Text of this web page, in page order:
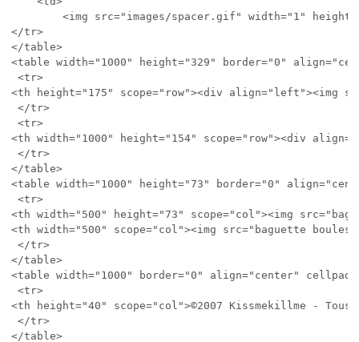
</tr>
</table>
<table width="1000" height="329" border="0"
<tr>
<th height="175" scope="row"><div align="left"><img
</tr>
<tr>
<th width="1000" height="154" scope="row"><div
</tr>
</table>
<table width="1000" height="73" border="0"
<tr>
<th width="500" height="73" scope="col"><img
<th width="500" scope="col"><img src="baguette
</tr>
</table>
<table width="1000" border="0" align="center"
<tr>
<th height="40" scope="col">©2007 Kissmekillme -
</tr>
</table>